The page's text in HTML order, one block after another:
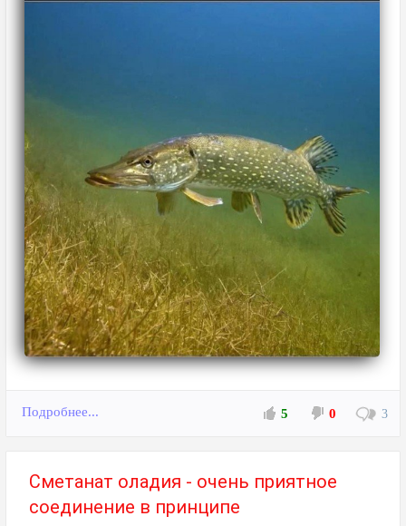
Подробнее... 5 0 3
Сметанат оладия - очень приятное
соединение в принципе